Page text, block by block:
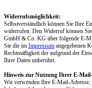
Widerrufsmöglichkeit:
Selbstverständlich können Sie Ihre
widerrufen. Den Widerruf können
GmbH & Co. KG über folgende E-
Sie die im Impressum angegebenen
Rechtmäßigkeit der aufgrund der
Ihrer Daten unberührt.
Hinweis zur Nutzung Ihrer E-
Wir verwenden Ihre E-Mail-